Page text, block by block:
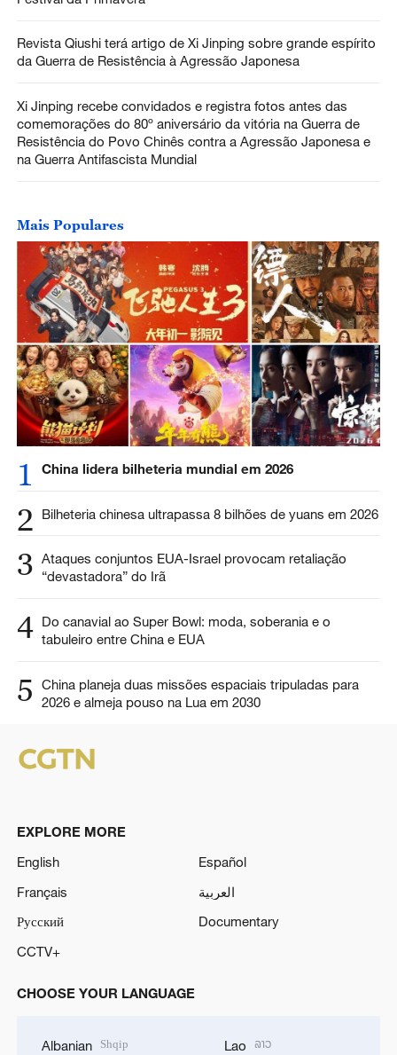
Revista Qiushi terá artigo de Xi Jinping sobre grande espírito
da Guerra de Resistência à Agressão Japonesa
Xi Jinping recebe convidados e registra fotos antes das
comemorações do 80º aniversário da vitória na Guerra de
Resistência do Povo Chinês contra a Agressão Japonesa e
na Guerra Antifascista Mundial
Mais Populares
1 China lidera bilheteria mundial em 2026
2 Bilheteria chinesa ultrapassa 8 bilhões de yuans em 2026
3 Ataques conjuntos EUA-Israel provocam retaliação
“devastadora” do Irã
4 Do canavial ao Super Bowl: moda, soberania e o
tabuleiro entre China e EUA
5
China planeja duas missões espaciais tripuladas para
2026 e almeja pouso na Lua em 2030
EXPLORE MORE
English
Español
Français
العربية
Русский
Documentary
CCTV+
CHOOSE YOUR LANGUAGE
Albanian Shqip Lao ລາວ